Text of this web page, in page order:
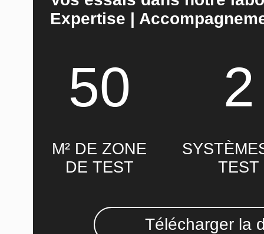
Expertise |
Télécharger la
TEST
50 2
M² DE ZONE
DE TEST